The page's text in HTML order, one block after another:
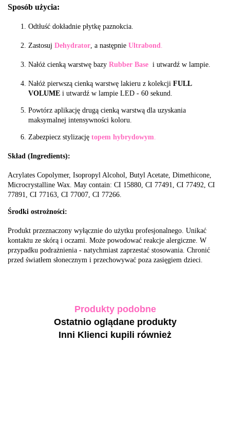
Sposób użycia:
Odtłuść dokładnie płytkę paznokcia.
Zastosuj Dehydrator , a następnie Ultrabond
Nałóż cienką warstwę bazy Rubber Base i utwardź w lampie.
Nałóż pierwszą cienką warstwę lakieru z kolekcji FULL
VOLUME i utwardź w lampie LED - 60 sekund.
Powtórz aplikację drugą cienką warstwą dla uzyskania
maksymalnej intensywności koloru.
Zabezpiecz stylizację topem hybrydowym
Skład (Ingredients):
Acrylates Copolymer, Isopropyl Alcohol, Butyl Acetate, Dimethicone,
Microcrystalline Wax. May contain: CI 15880, CI 77491, CI 77492, CI
77891, CI 77163, CI 77007, CI 77266.
Środki ostrożności:
Produkt przeznaczony wyłącznie do użytku profesjonalnego. Unikać
kontaktu ze skórą i oczami. Może powodować reakcje alergiczne. W
przypadku podrażnienia - natychmiast zaprzestać stosowania. Chronić
przed światłem słonecznym i przechowywać poza zasięgiem dzieci.
Produkty podobne
Ostatnio oglądane produkty
Inni Klienci kupili również